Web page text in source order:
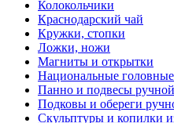
Колокольчики
Краснодарский чай
Кружки, стопки
Ложки, ножи
Магниты и открытки
Национальные
Панно и подвесы
Подковы и обереги
Скульптуры и копилки